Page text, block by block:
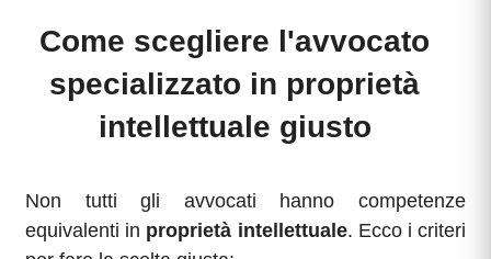
Come scegliere l'avvocato
specializzato in proprietà
intellettuale giusto
Non tutti gli avvocati hanno competenze
equivalenti in proprietà intellettuale. Ecco i criteri